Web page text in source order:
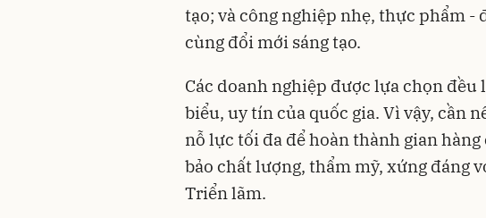
tạo; và công nghiệp nhẹ, thực phẩm -
cùng đổi mới sáng tạo.
Các doanh nghiệp được lựa chọn
biểu, uy tín của quốc gia. Vì vậy, cần
nỗ lực tối đa để hoàn thành gian
bảo chất lượng, thẩm mỹ, xứng đáng
Triển lãm.